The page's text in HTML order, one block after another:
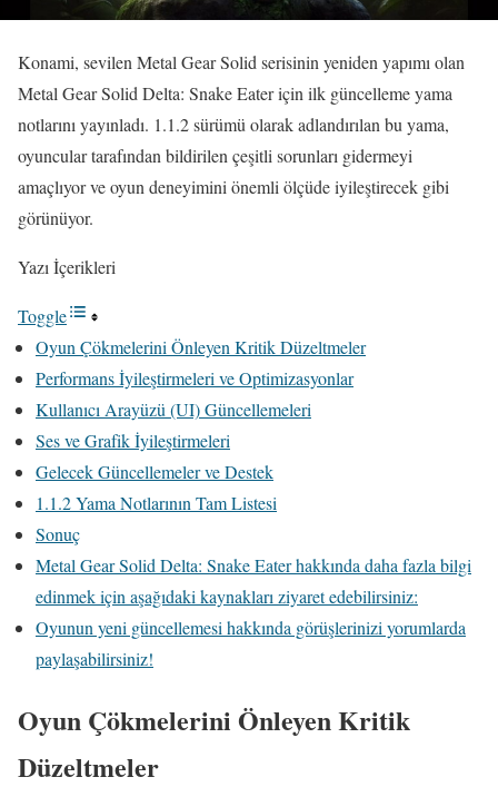
Konami, sevilen Metal Gear Solid serisinin yeniden yapımı olan
Metal Gear Solid Delta: Snake Eater için ilk güncelleme yama
notlarını yayınladı. 1.1.2 sürümü olarak adlandırılan bu yama,
oyuncular tarafından bildirilen çeşitli sorunları gidermeyi
amaçlıyor ve oyun deneyimini önemli ölçüde iyileştirecek gibi
görünüyor.
Yazı İçerikleri
Toggle
Oyun Çökmelerini Önleyen Kritik Düzeltmeler
Performans İyileştirmeleri ve Optimizasyonlar
Kullanıcı Arayüzü (UI) Güncellemeleri
Ses ve Grafik İyileştirmeleri
Gelecek Güncellemeler ve Destek
1.1.2 Yama Notlarının Tam Listesi
Sonuç
Metal Gear Solid Delta: Snake Eater hakkında daha fazla bilgi
edinmek için aşağıdaki kaynakları ziyaret edebilirsiniz:
Oyunun yeni güncellemesi hakkında görüşlerinizi yorumlarda
paylaşabilirsiniz!
Oyun Çökmelerini Önleyen Kritik
Düzeltmeler